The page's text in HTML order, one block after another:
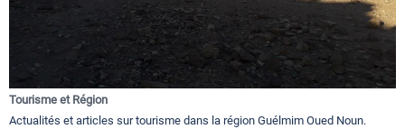
Tourisme et Région
Actualités et articles sur tourisme dans la région Guélmim Oued Noun.